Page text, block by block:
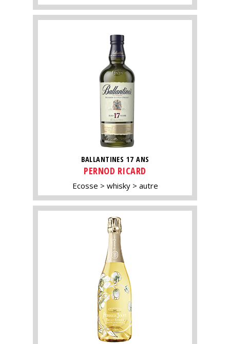
BALLANTINES 17 ANS
PERNOD RICARD
Ecosse whisky autre